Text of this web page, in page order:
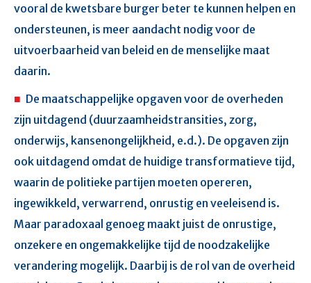
vooral de kwetsbare burger beter te kunnen helpen en
ondersteunen, is meer aandacht nodig voor de
uitvoerbaarheid van beleid en de menselijke maat
daarin.
De maatschappelijke opgaven voor de overheden
zijn uitdagend (duurzaamheidstransities, zorg,
onderwijs, kansenongelijkheid, e.d.). De opgaven zijn
ook uitdagend omdat de huidige transformatieve tijd,
waarin de politieke partijen moeten opereren,
ingewikkeld, verwarrend, onrustig en veeleisend is.
Maar paradoxaal genoeg maakt juist de onrustige,
onzekere en ongemakkelijke tijd de noodzakelijke
verandering mogelijk. Daarbij is de rol van de overheid